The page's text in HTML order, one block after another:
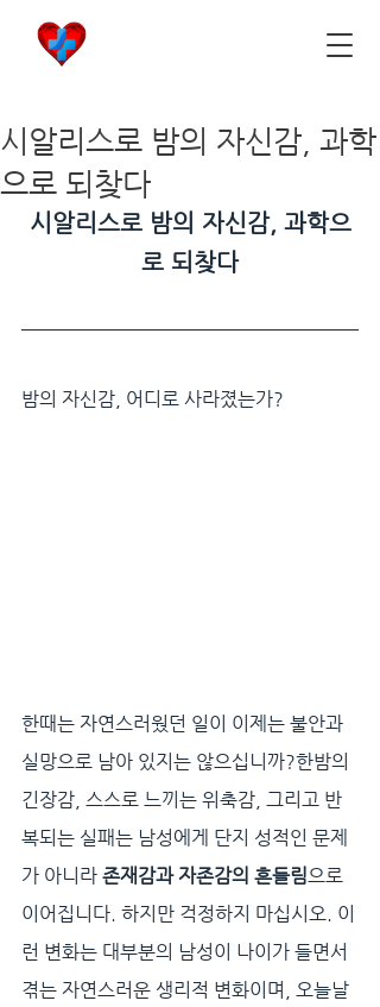
시알리스로 밤의 자신감, 과학
으로 되찾다
시알리스로 밤의 자신감, 과학으
로 되찾다
밤의 자신감, 어디로 사라졌는가?
한때는 자연스러웠던 일이 이제는 불안과
실망으로 남아 있지는 않으십니까?한밤의
긴장감, 스스로 느끼는 위축감, 그리고 반
복되는 실패는 남성에게 단지 성적인 문제
가 아니라 존재감과 자존감의 흔들림으로
이어집니다. 하지만 걱정하지 마십시오. 이
런 변화는 대부분의 남성이 나이가 들면서
겪는 자연스러운 생리적 변화이며, 오늘날